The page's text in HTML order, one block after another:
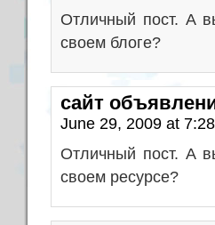
Отличный пост. А
своем блоге?
сайт
June 29, 2009 at
Отличный пост. А
своем ресурсе?